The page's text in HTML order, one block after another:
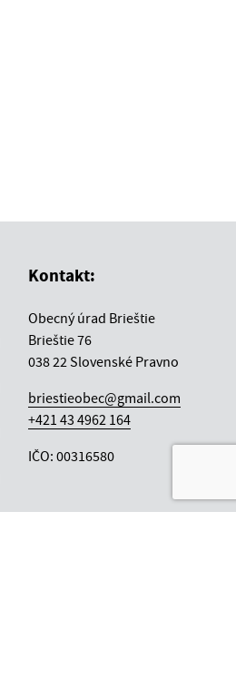
Kontakt:
Obecný úrad Brieštie
Brieštie 76
038 22 Slovenské Pravno
briestieobec@gmail.com
+421 43 4962 164
IČO: 00316580